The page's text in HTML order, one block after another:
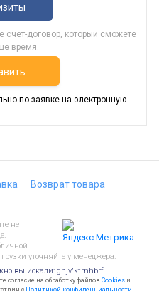
счет-договор, который сможете
время.
по заявке на электронную
Возврат товара
не
уточняйте у менеджера.
вы искали: ghjv'ktrnhbrf
согласие на обработку файлов Cookies и
с Политикой конфиденциальности